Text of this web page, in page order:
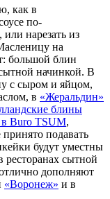
как в
по-
нарезать из
на
большой блин
начинкой. В
с сыром и яйцом,
в «Жеральдин»
блины
в Buro TSUM,
подавать
будут уместны
ресторанах сытной
дополняют
«Воронеж» и в